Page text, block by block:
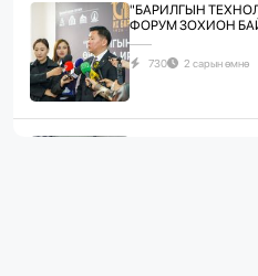
"БАРИЛГЫН
ФОРУМ ЗОХИОН
730 2 сарын өмнө